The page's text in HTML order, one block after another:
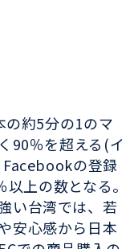
約5分の1のマ
90％を超える(イ
の登録
上の数となる。
い台湾では、若
安心感から日本